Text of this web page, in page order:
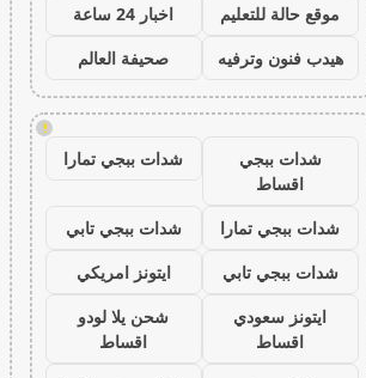
موقع حالة للتعليم
اخبار 24 ساعة
هيدب فنون وترفيه
صحيفة العالم
!
شدات ببجي
اقساط
شدات ببجي تمارا
شدات ببجي تمارا
شدات ببجي تابي
شدات ببجي تابي
ايتونز امريكي
ايتونز سعودي
اقساط
شحن يلا لودو
اقساط